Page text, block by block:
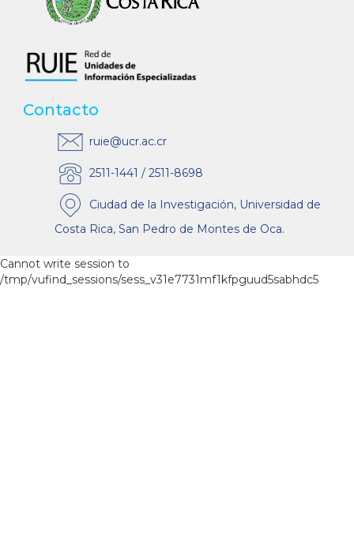
Contacto
ruie@ucr.ac.cr
2511-1441 / 2511-8698
Ciudad de la Investigación, Universidad de
Costa Rica, San Pedro de Montes de Oca.
Cannot write session to
/tmp/vufind_sessions/sess_v31e7731mf1kfpguud5sabhdc5